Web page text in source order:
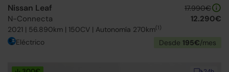
Nissan Leaf
N-Connecta
2021 | 56.890km | 150CV | Autonomía 270km(1)
17.990€
12.290€
Eléctrico Desde 195€/mes